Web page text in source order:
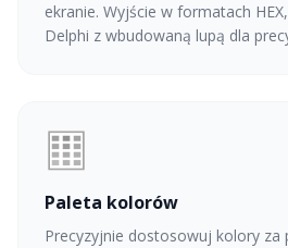
ekranie. Wyjście w formatach
Delphi z wbudowaną lupą dla
Paleta kolorów
Precyzyjnie dostosowuj kolory za